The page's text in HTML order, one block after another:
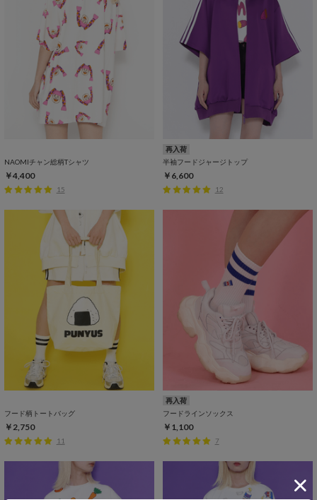
NAOMIチャン総柄Tシャツ
￥4,400
15
再入荷
半袖フードジャージトップ
￥6,600
12
フード柄トートバッグ
￥2,750
11
再入荷
フードラインソックス
￥1,100
7